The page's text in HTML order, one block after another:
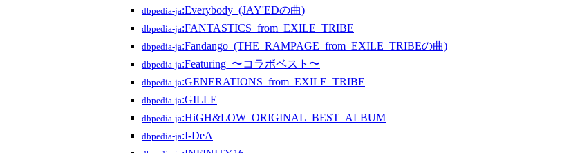
dbpedia-ja:Everybody_(JAY'EDの曲)
dbpedia-ja:FANTASTICS_from_EXILE_TRIBE
dbpedia-ja:Fandango_(THE_RAMPAGE_from_EXILE_TRIBEの曲)
dbpedia-ja:Featuring_〜コラボベスト〜
dbpedia-ja:GENERATIONS_from_EXILE_TRIBE
dbpedia-ja:GILLE
dbpedia-ja:HiGH&LOW_ORIGINAL_BEST_ALBUM
dbpedia-ja:I-DeA